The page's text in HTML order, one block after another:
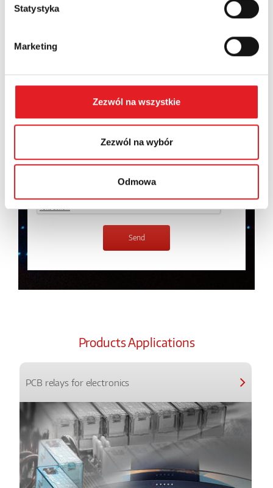
Statystyka
Marketing
Zezwól na wszystkie
Zezwól na wybór
Odmowa
Contents: *
I consent to the processing of my personal data by
Relpol S.A. More information on the processing of
personal data in thePrivacy Policy*
I have read thePrivacy Policy*
Products Applications
PCB relays for electronics